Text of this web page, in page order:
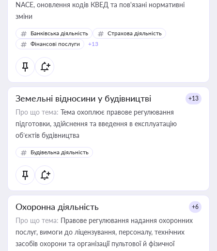
NACE, оновлення кодів КВЕД та пов'язані нормативні
зміни
Банківська діяльність
Страхова діяльність
Фінансові послуги
+13
Земельні відносини у будівництві +13
Про що тема: Тема охоплює правове регулювання
підготовки, здійснення та введення в експлуатацію
об’єктів будівництва
Будівельна діяльність
Охоронна діяльність +6
Про що тема: Правове регулювання надання охоронних
послуг, вимоги до ліцензування, персоналу, технічних
засобів охорони та організації пультової й фізичної